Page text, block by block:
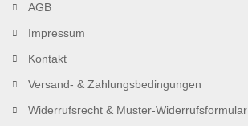
AGB
Impressum
Kontakt
Versand- & Zahlungsbedingungen
Widerrufsrecht & Muster-Widerrufsformular